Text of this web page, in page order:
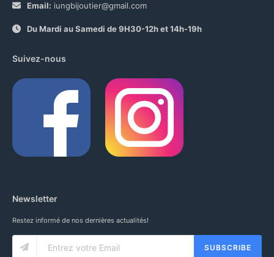
Email: iungbijoutier@gmail.com
Du Mardi au Samedi de 9H30-12h et 14h-19h
Suivez-nous
Newsletter
Restez informé de nos dernières actualités!
SUBSCRIBE